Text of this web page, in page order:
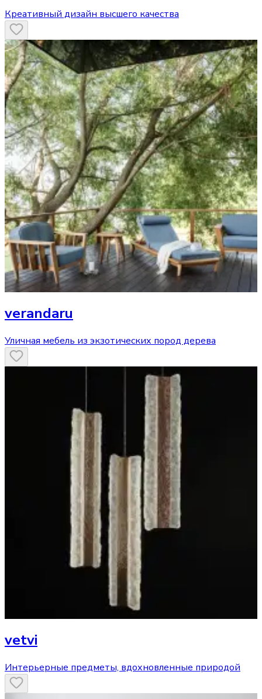
Креативный дизайн высшего качества
verandaru
Уличная мебель из экзотических пород дерева
vetvi
Интерьерные предметы, вдохновленные природой